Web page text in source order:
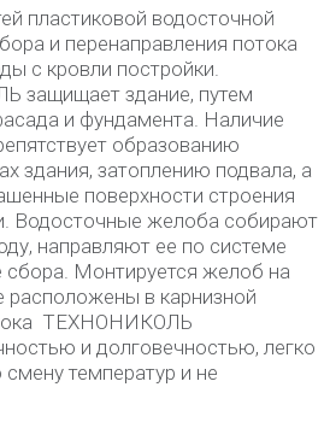
пластиковой водосточной
и перенаправления потока
с кровли постройки.
здание, путем
и фундамента. Наличие
образованию
здания, затоплению подвала, а
поверхности строения
Водосточные желоба собирают
направляют ее по системе
сбора. Монтируется желоб на
расположены в карнизной
ТЕХНОНИКОЛЬ
и долговечностью, легко
температур и не